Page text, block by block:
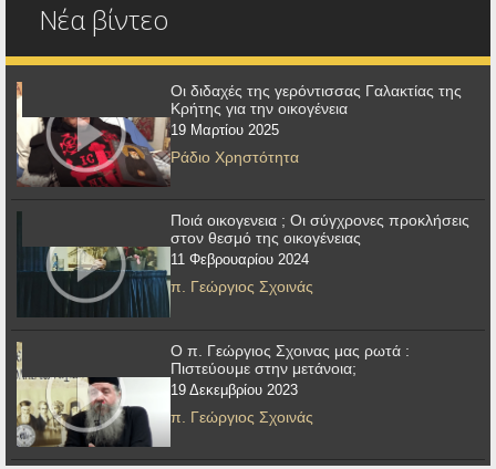
Νέα βίντεο
Οι διδαχές της γερόντισσας Γαλακτίας της
Κρήτης για την οικογένεια
19 Μαρτίου 2025
Ράδιο Χρηστότητα
Ποιά οικογενεια ; Οι σύγχρονες προκλήσεις
στον θεσμό της οικογένειας
11 Φεβρουαρίου 2024
π. Γεώργιος Σχοινάς
Ο π. Γεώργιος Σχοινας μας ρωτά :
Πιστεύουμε στην μετάνοια;
19 Δεκεμβρίου 2023
π. Γεώργιος Σχοινάς